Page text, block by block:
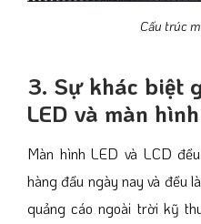
Cấu trúc
3. Sự khác biệt
LED và màn
Màn hình LED và LCD
hàng đầu ngày nay và đều
quảng cáo ngoài trời kỹ